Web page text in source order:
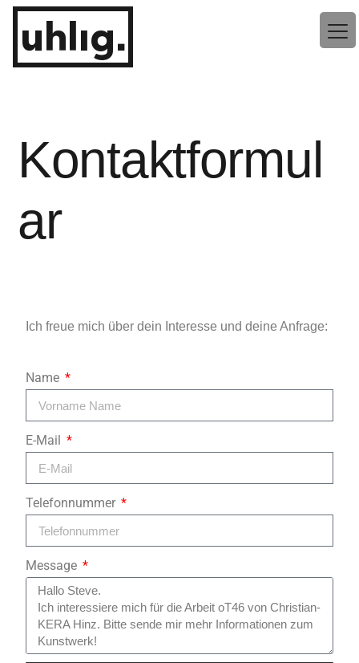
uhlig.
Kontaktformul
ar
Ich freue mich über dein Interesse und deine Anfrage:
Name
E-Mail
Telefonnummer
Message